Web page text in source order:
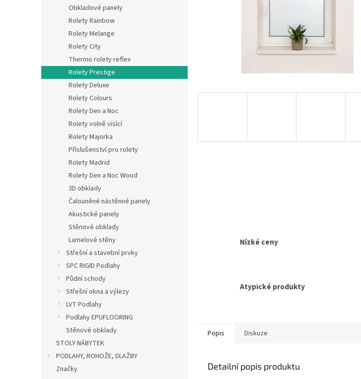
Obkladové panely
Rolety Rainbow
Rolety Melange
Rolety City
Thermo rolety reflex
Rolety Prestige
Rolety Deluxe
Rolety Colours
Rolety Den a Noc
Rolety volně visící
Rolety Majorka
Příslušenství pro rolety
Rolety Madrid
Rolety Den a Noc Wood
3D obklady
Čalouněné nástěnné panely
Akustické panely
Stěnové obklady
Lamelové stěny
Střešní a stavební prvky
SPC RIGID Podlahy
Půdní schody
Střešní okna a výlezy
LVT Podlahy
Podlahy EPUFLOORING
Stěnové obklady
STOLY NÁBYTEK
PODLAHY, ROHOŽE, DLAŽBY
Značky
Nízké ceny
Atypické produkty
Popis Diskuze
Detailní popis produktu